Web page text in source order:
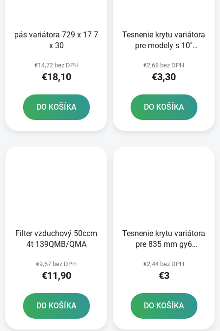
pás variátora 729 x 17 7
x 30
€14,72 bez DPH
€18,10
DO KOŠÍKA
Tesnenie krytu variátora
pre modely s 10"
139QMB/QMA
€2,68 bez DPH
€3,30
DO KOŠÍKA
Filter vzduchový 50ccm
4t 139QMB/QMA
€9,67 bez DPH
€11,90
DO KOŠÍKA
Tesnenie krytu variátora
pre 835 mm gy6
€2,44 bez DPH
€3
DO KOŠÍKA